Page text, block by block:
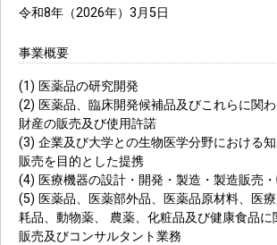
令和8年（2026年）3月5日
事業概要
(1) 医薬品の研究開発
(2) 医薬品、臨床開発候補品及びこれらに関
財産の販売及び使用許諾
(3) 企業及び大学との生物医学分野における
販売を目的とした提携
(4) 医療機器の設計・開発・製造・製造販売
(5) 医薬品、医薬部外品、医薬品原材料、医
耗品、動物薬、 農薬、化粧品及び健康食品に
販売及びコンサルタント業務